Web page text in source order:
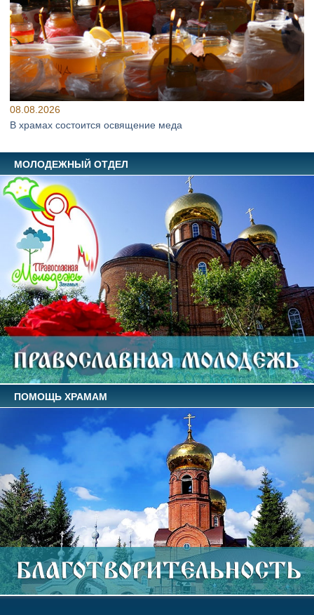
08.08.2026
В храмах состоится освящение меда
МОЛОДЕЖНЫЙ ОТДЕЛ
ПОМОЩЬ ХРАМАМ